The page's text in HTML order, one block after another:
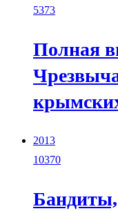
5373
Полная
2013
10370
Бандиты,